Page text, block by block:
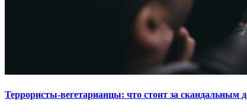
Террористы-вегетарианцы: что стоит за скандальным